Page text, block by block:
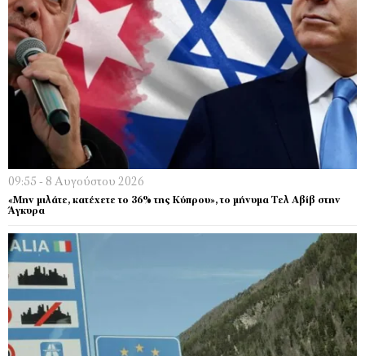
09:55 - 8 Αυγούστου 2026
«Μην μιλάτε, κατέχετε το 36% της Κύπρου», το μήνυμα Τελ Αβίβ στην
Άγκυρα